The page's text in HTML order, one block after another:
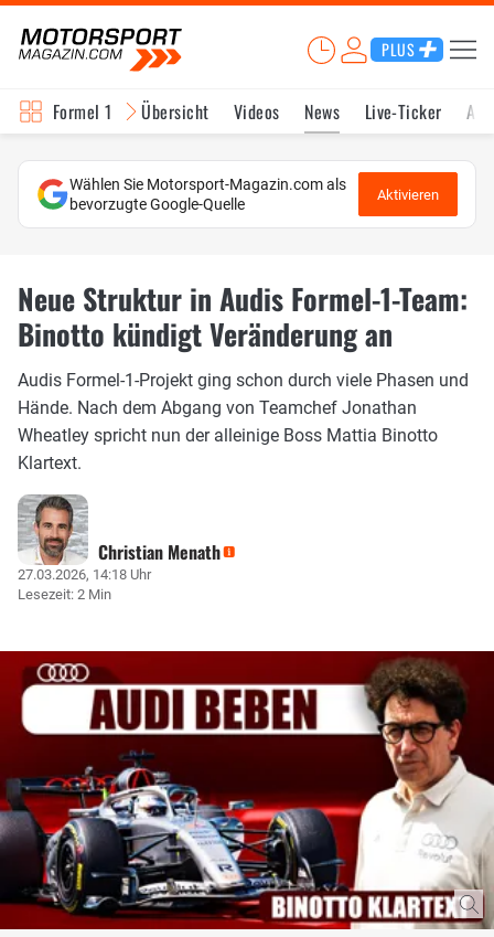
PLUS
Formel 1 Übersicht Videos News Live-Ticker
Wählen Sie Motorsport-Magazin.com als
bevorzugte Google-Quelle
Aktivieren
Neue Struktur in Audis Formel-1-Team:
Binotto kündigt Veränderung an
Audis Formel-1-Projekt ging schon durch viele Phasen und
Hände. Nach dem Abgang von Teamchef Jonathan
Wheatley spricht nun der alleinige Boss Mattia Binotto
Klartext.
Christian Menath
27.03.2026, 14:18 Uhr
Lesezeit: 2 Min